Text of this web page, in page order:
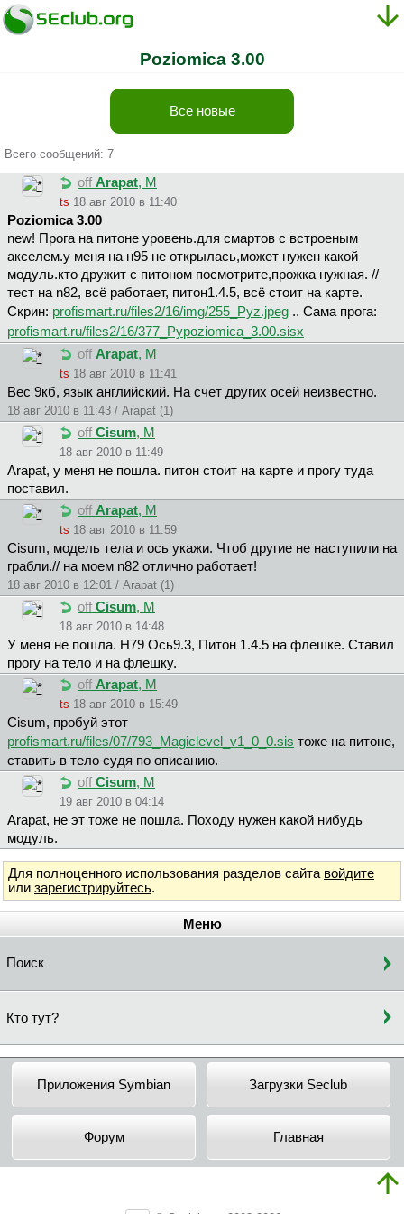
Poziomica 3.00
Все новые
Всего сообщений: 7
off Arapat, М
ts 18 авг 2010 в 11:40
Poziomica 3.00
new! Прога на питоне уровень.для смартов с встроеным
акселем.у меня на н95 не открылась,может нужен какой
модуль.кто дружит с питоном посмотрите,прожка нужная. //
тест на n82, всё работает, питон1.4.5, всё стоит на карте.
Скрин: profismart.ru/files2/16/img/255_Pyz.jpeg .. Сама прога:
profismart.ru/files2/16/377_Pypoziomica_3.00.sisx
off Arapat, М
ts 18 авг 2010 в 11:41
Вес 9кб, язык английский. На счет других осей неизвестно.
18 авг 2010 в 11:43 / Arapat (1)
off Cisum, М
18 авг 2010 в 11:49
Arapat, у меня не пошла. питон стоит на карте и прогу туда
поставил.
off Arapat, М
ts 18 авг 2010 в 11:59
Cisum, модель тела и ось укажи. Чтоб другие не наступили на
грабли.// на моем n82 отлично работает!
18 авг 2010 в 12:01 / Arapat (1)
off Cisum, М
18 авг 2010 в 14:48
У меня не пошла. Н79 Ось9.3, Питон 1.4.5 на флешке. Ставил
прогу на тело и на флешку.
off Arapat, М
ts 18 авг 2010 в 15:49
Cisum, пробуй этот
profismart.ru/files/07/793_Magiclevel_v1_0_0.sis тоже на питоне,
ставить в тело судя по описанию.
off Cisum, М
19 авг 2010 в 04:14
Arapat, не эт тоже не пошла. Походу нужен какой нибудь
модуль.
Для полноценного использования разделов сайта войдите
или зарегистрируйтесь.
Меню
Поиск
Кто тут?
Приложения Symbian Загрузки Seclub
Форум Главная